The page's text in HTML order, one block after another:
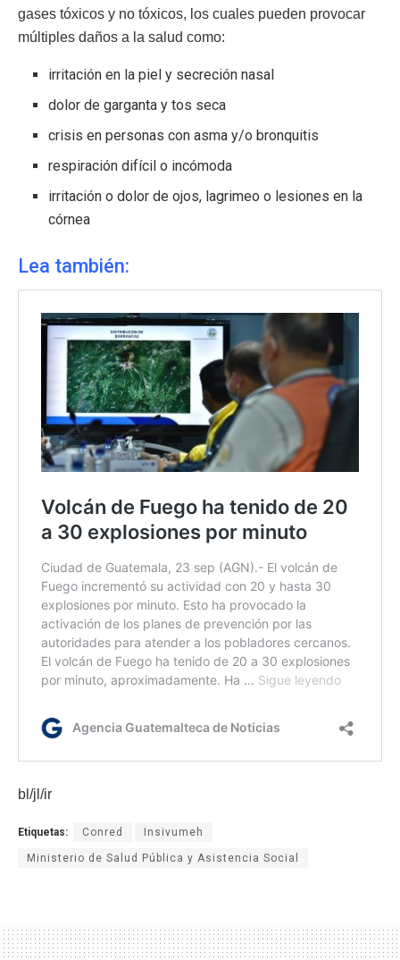
gases tóxicos y no tóxicos, los cuales pueden provocar
múltiples daños a la salud como:
irritación en la piel y secreción nasal
dolor de garganta y tos seca
crisis en personas con asma y/o bronquitis
respiración difícil o incómoda
irritación o dolor de ojos, lagrimeo o lesiones en la
córnea
Lea también:
bl/jl/ir
Etiquetas: Conred Insivumeh
Ministerio de Salud Pública y Asistencia Social